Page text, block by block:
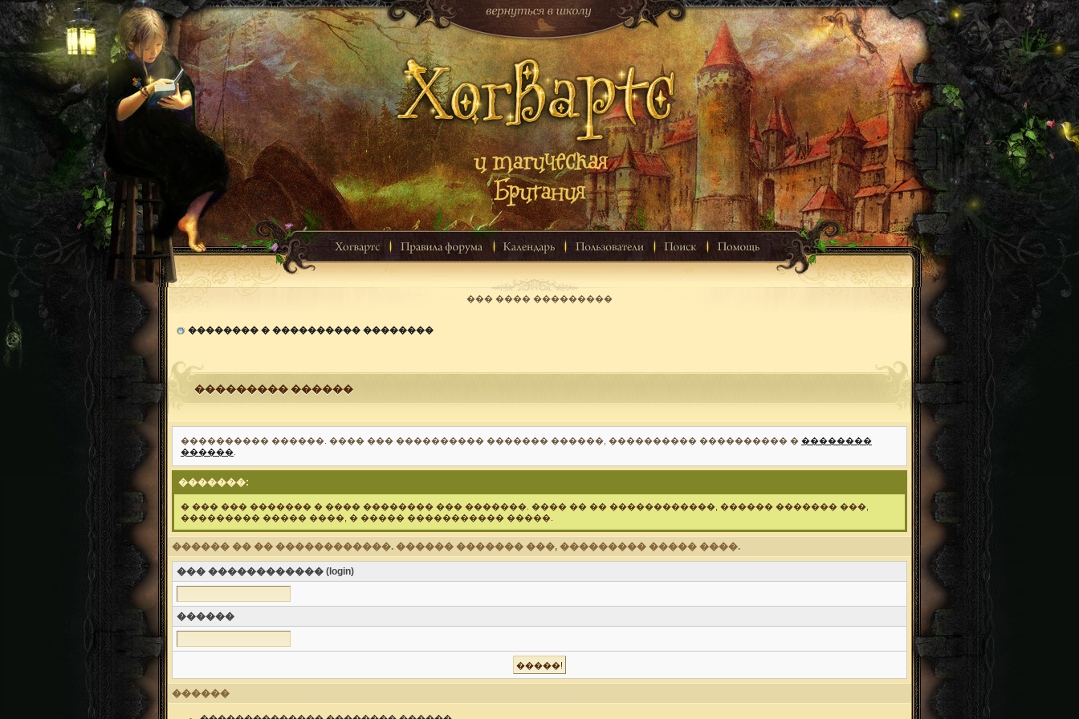
��� ���� ���������
�������� � ���������� ��������
��������� ������
���������� ������. ���� ��� ���������� ������� ������, ���������� ���������� � ��������
������
�������:
� ��� ��� ������� � ���� �������� ��� �������. ���� �� �� ������������, ������ ������� ���,
��������� ����� ����, � ����� ����������� �����.
������ �� �� ������������. ������ ������� ���, ��������� ����� ����.
��� ������������ (login)
������
������